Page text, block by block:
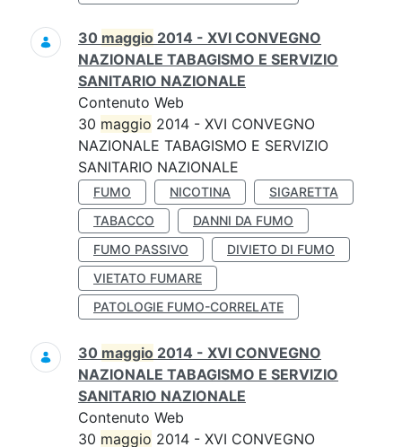
30 maggio 2014 - XVI CONVEGNO
NAZIONALE TABAGISMO E SERVIZIO
SANITARIO NAZIONALE
Contenuto Web
30 maggio 2014 - XVI CONVEGNO
NAZIONALE TABAGISMO E SERVIZIO
SANITARIO NAZIONALE
FUMO NICOTINA
SIGARETTA
TABACCO
DANNI DA FUMO
FUMO PASSIVO
DIVIETO DI FUMO
VIETATO FUMARE
PATOLOGIE FUMO-CORRELATE
30 maggio 2014 - XVI CONVEGNO
NAZIONALE TABAGISMO E SERVIZIO
SANITARIO NAZIONALE
Contenuto Web
30 maggio 2014 - XVI CONVEGNO